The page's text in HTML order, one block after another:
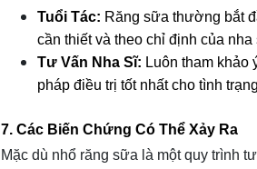
Tuổi Tác: Răng sữa thường bắt
cần thiết và theo chỉ định của nha
Tư Vấn Nha Sĩ: Luôn tham
pháp điều trị tốt nhất cho tình
7. Các Biến Chứng Có Thể Xảy Ra
Mặc dù nhổ răng sữa là một quy trình